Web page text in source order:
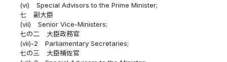
(vi)
Special Advisors to the Prime Minister;
七
副大臣
(vii)
Senior Vice-Ministers;
七の二
大臣政務官
(vii)-2
Parliamentary Secretaries;
七の三
大臣補佐官